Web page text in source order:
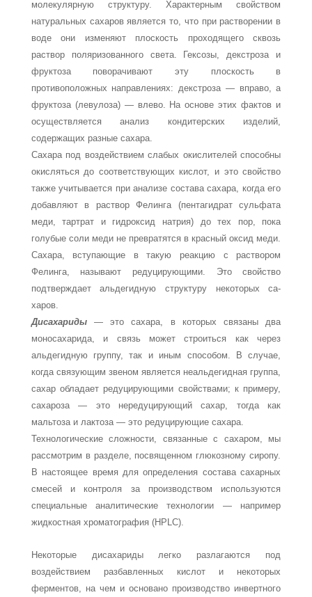
молекулярную структуру. Характерным свойством
натуральных саха­ров является то, что при растворении в
воде они изменяют плоскость проходящего сквозь
раствор поляризованного света. Гексозы, декстроза и
фруктоза поворачива­ют эту плоскость в
противоположных направлениях: декстроза — вправо, а
фрукто­за (левулоза) — влево. На основе этих фактов и
осуществляется анализ кондитер­ских изделий,
содержащих разные сахара.
Сахара под воздействием слабых окислителей способны
окисляться до соответ­ствующих кислот, и это свойство
также учитывается при анализе состава сахара, ко­гда его
добавляют в раствор Фелинга (пентагидрат сульфата
меди, тартрат и гидро­ксид натрия) до тех пор, пока
голубые соли меди не превратятся в красный оксид меди.
Сахара, вступающие в такую реакцию с раствором
Фелинга, называют реду­цирующими. Это свойство
подтверждает альдегидную структуру некоторых са­
харов.
Дисахариды
— это сахара, в которых связаны два
моносахарида, и связь может строиться как через
альдегидную группу, так и иным способом. В случае,
когда свя­зующим звеном является неальдегидная группа,
сахар обладает редуцирующими свойствами; к примеру,
сахароза — это нередуцирующий сахар, тогда как
мальтоза и лактоза — это редуцирующие сахара.
Технологические сложности, связанные с сахаром, мы
рассмотрим в разделе, посвященном глюкозному сиропу.
В настоящее время для определения состава са­харных
смесей и контроля за производством используются
специальные аналити­ческие технологии — например
жидкостная хроматография (HPLC).
Некоторые дисахариды легко разлагаются под
воздействием разбавленных ки­слот и некоторых
ферментов, на чем и основано производство инвертного